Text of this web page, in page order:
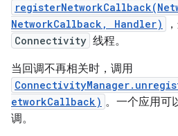
NetworkCallback, Handler)
Connectivity 线程。
当回调不再相关时，调用
etworkCallback) 。一个应用可
调。